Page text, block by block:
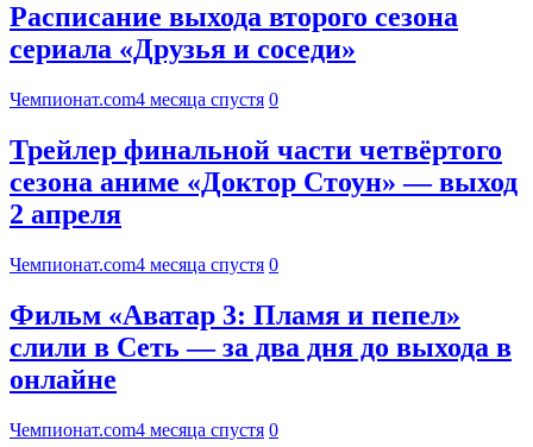
Расписание выхода второго сезона
сериала «Друзья и соседи»
Чемпионат.com4 месяца спустя 0
Трейлер финальной части четвёртого
сезона аниме «Доктор Стоун» — выход
2 апреля
Чемпионат.com4 месяца спустя 0
Фильм «Аватар 3: Пламя и пепел»
слили в Сеть — за два дня до выхода в
онлайне
Чемпионат.com4 месяца спустя 0